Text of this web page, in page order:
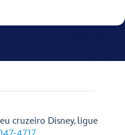
cruzeiro Disney, ligue